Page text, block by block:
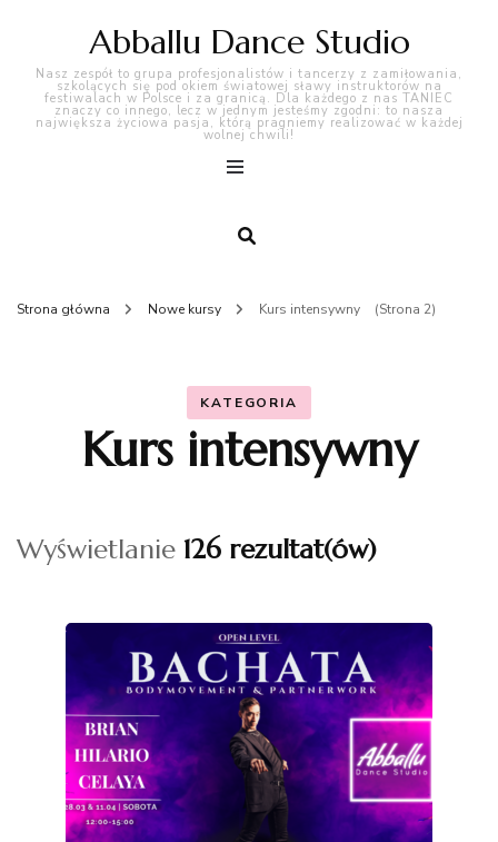
Abballu Dance Studio
Nasz zespół to grupa profesjonalistów i tancerzy z zamiłowania,
szkolących się pod okiem światowej sławy instruktorów na
festiwalach w Polsce i za granicą. Dla każdego z nas TANIEC
znaczy co innego, lecz w jednym jesteśmy zgodni: to nasza
największa życiowa pasja, którą pragniemy realizować w każdej
wolnej chwili!
Strona główna Nowe kursy Kurs intensywny (Strona 2)
KATEGORIA
Kurs intensywny
Wyświetlanie 126 rezultat(ów)